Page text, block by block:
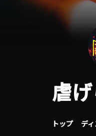
よ
虐
トップ デ